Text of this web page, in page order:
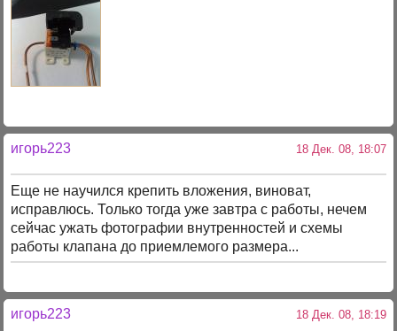
игорь223 18 Дек. 08, 18:07
Еще не научился крепить вложения, виноват,
исправлюсь. Только тогда уже завтра с работы, нечем
сейчас ужать фотографии внутренностей и схемы
работы клапана до приемлемого размера...
игорь223 18 Дек. 08, 18:19